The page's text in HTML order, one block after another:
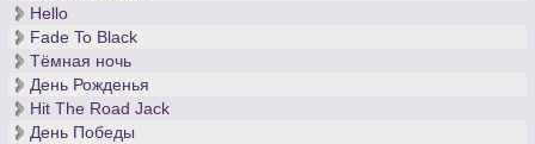
Hello
Fade To Black
Тёмная ночь
День Рожденья
Hit The Road Jack
День Победы